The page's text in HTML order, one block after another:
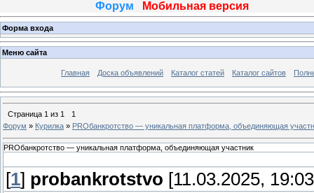
Форум Мобильная версия
Форма входа
Меню сайта
Главная Доска объявлений Каталог статей Каталог сайтов
Страница 1 из 1
1
Форум » Курилка » PROбанкротство — уникальная платформа, объединяющая
PROбанкротство — уникальная платформа, объединяющая участник
[1] probankrotstvo [11.03.2025,